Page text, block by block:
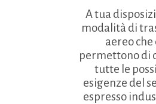
A tua
modalità di
aereo che
permettono di
tutte le
esigenze del
espresso